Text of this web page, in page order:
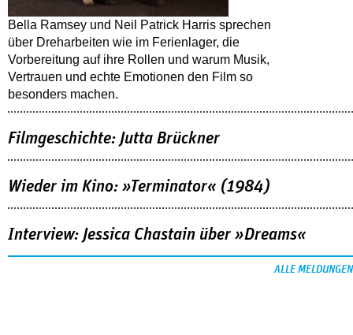
Bella Ramsey und Neil Patrick Harris sprechen
über Dreharbeiten wie im Ferienlager, die
Vorbereitung auf ihre Rollen und warum Musik,
Vertrauen und echte Emotionen den Film so
besonders machen.
Filmgeschichte: Jutta Brückner
Wieder im Kino: »Terminator« (1984)
Interview: Jessica Chastain über »Dreams«
ALLE MELDUNGEN